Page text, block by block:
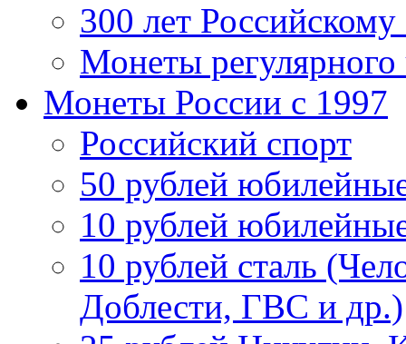
300 лет
Монеты
Монеты России c 1997
Российский спорт
50 рублей
10 рублей
10 рублей сталь
Доблести, ГВС и др.)